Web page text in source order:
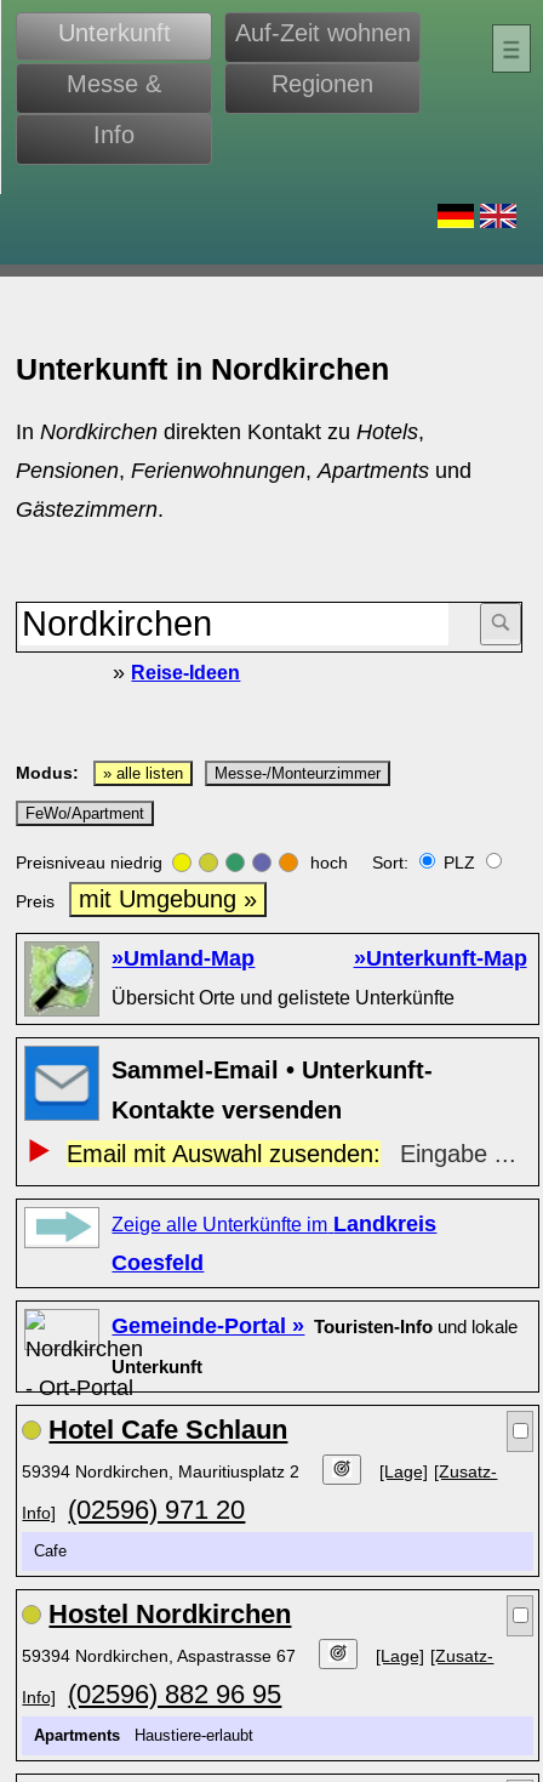
Unterkunft
Auf-Zeit wohnen
Messe &
Monteure
Regionen
Info
Unterkunft in Nordkirchen
InNordkirchen direkten Kontakt zuHotels,
Pensionen,Ferienwohnungen,Apartments und
Gästezimmern.
» Reise-Ideen
Modus: » alle listen Messe-/Monteurzimmer
FeWo/Apartment
Preisniveau niedrig hoch Sort:
PLZ
Preis
mit Umgebung »
»Umland-Map »Unterkunft-Map
Übersicht Orte und gelistete Unterkünfte
Sammel-Email • Unterkunft-
Kontakte versenden
Email mit Auswahl zusenden:
Eingabe ...
Zeige alle Unterkünfte im Landkreis
Coesfeld
Gemeinde-Portal » Touristen-Info und lokale
Unterkunft
Hotel Cafe Schlaun
59394 Nordkirchen, Mauritiusplatz 2 [Lage] [Zusatz-
Info] (02596) 971 20
Cafe
Hostel Nordkirchen
59394 Nordkirchen, Aspastrasse 67 [Lage] [Zusatz-
Info] (02596) 882 96 95
Apartments Haustiere-erlaubt